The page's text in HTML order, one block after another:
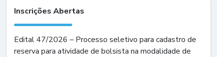
Inscrições Abertas
Edital 47/2026 – Processo seletivo para cadastro de
reserva para atividade de bolsista na modalidade de